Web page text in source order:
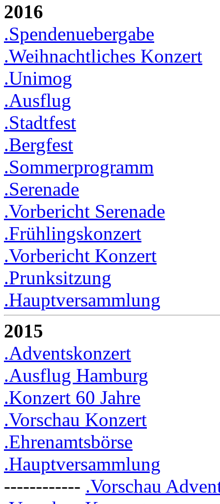
2016
.Spendenuebergabe
.Weihnachtliches Konzert
.Unimog
.Ausflug
.Stadtfest
.Bergfest
.Sommerprogramm
.Serenade
.Vorbericht Serenade
.Frühlingskonzert
.Vorbericht Konzert
.Prunksitzung
.Hauptversammlung
2015
.Adventskonzert
.Ausflug Hamburg
.Konzert 60 Jahre
.Vorschau Konzert
.Ehrenamtsbörse
.Hauptversammlung
------------ .Vorschau